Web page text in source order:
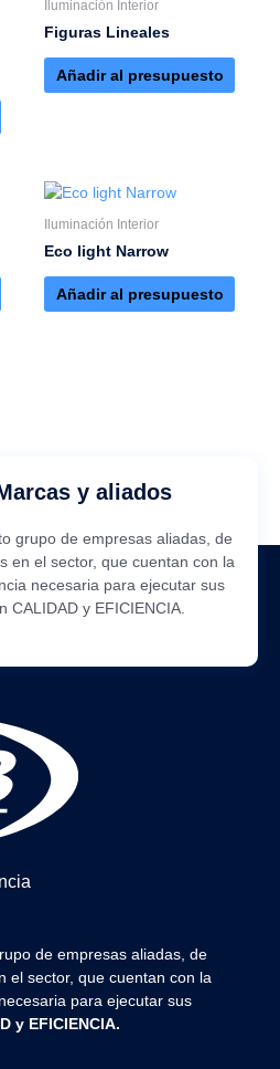
Iluminación Interior
Figuras Lineales
Añadir al presupuesto
Iluminación Interior
Eco light Narrow
Añadir al presupuesto
y aliados
grupo de empresas aliadas, de
en el sector, que cuentan con la
necesaria para ejecutar sus
CALIDAD y EFICIENCIA.
de empresas aliadas, de
el sector, que cuentan con la
para ejecutar sus
y EFICIENCIA.